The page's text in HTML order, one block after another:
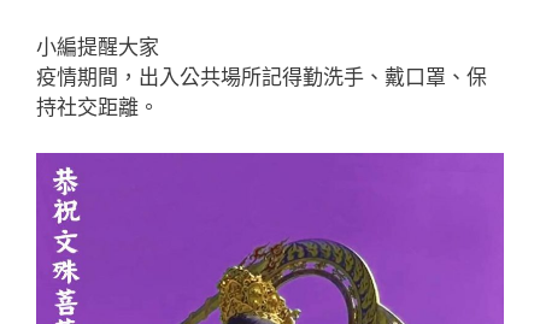
b
o
o
k
小編提醒大家
疫情期間，出入公共場所記得勤洗手、戴口罩、保
持社交距離。